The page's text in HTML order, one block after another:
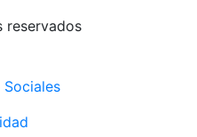
reservados